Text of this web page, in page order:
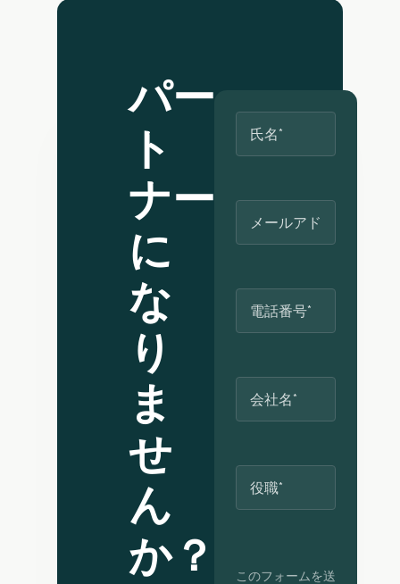
することも可能です。
ご不明な点があれば、
お気軽にお問い合わせ
ください。
パー
ト
ナー
に
な
り
ま
せ
ん
か？
このフォームを送